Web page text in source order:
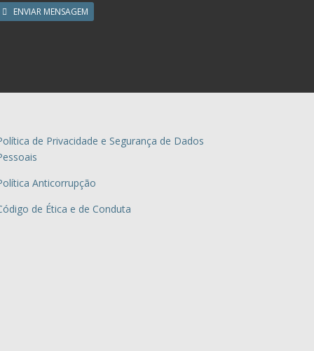
ENVIAR MENSAGEM
de Privacidade e Segurança de Dados
Anticorrupção
de Ética e de Conduta